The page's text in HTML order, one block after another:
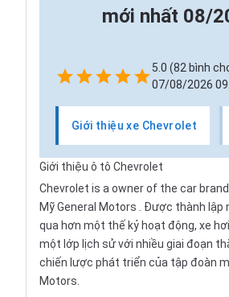
mới nhất 08/
5.0 (82 bình
07/08/2026
Giới thiệu xe Chevrolet
Giới thiệu ô tô Chevrolet
Chevrolet is a owner of the car
MỹGeneral Motors . Được thành lập
qua hơn một thế kỷ hoạt động, xe hơi
một lớp lịch sử với nhiều giai đoạn
chiến lược phát triển của tập đoàn
Motors.